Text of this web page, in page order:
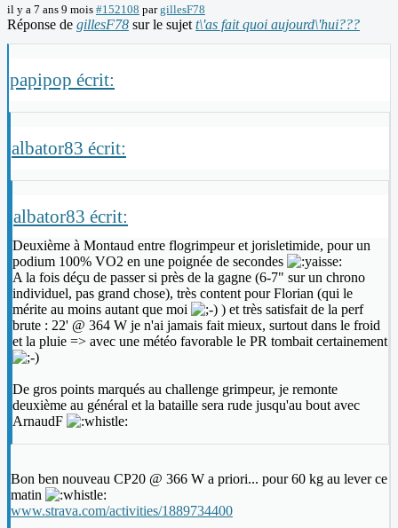
il y a 7 ans 9 mois #152108 pargillesF78
Réponse de gillesF78 sur le sujet t\'as fait quoi aujourd\'hui???
papipop écrit:
albator83 écrit:
albator83 écrit:
Deuxième à Montaud entre flogrimpeur et jorisletimide, pour un
podium 100% VO2 en une poignée de secondes
A la fois déçu de passer si près de la gagne (6-7" sur un chrono
individuel, pas grand chose), très content pour Florian (qui le
mérite au moins autant que moi
) et très satisfait de la perf
brute : 22' @ 364 W je n'ai jamais fait mieux, surtout dans le froid
et la pluie => avec une météo favorable le PR tombait certainement
De gros points marqués au challenge grimpeur, je remonte
deuxième au général et la bataille sera rude jusqu'au bout avec
ArnaudF
Bon ben nouveau CP20 @ 366 W a priori... pour 60 kg au lever ce
matin
www.strava.com/activities/1889734400